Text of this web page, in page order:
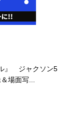
』 ジャクソン5
場面写...